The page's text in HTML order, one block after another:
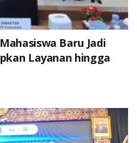
Baru Jadi
Layanan hingga